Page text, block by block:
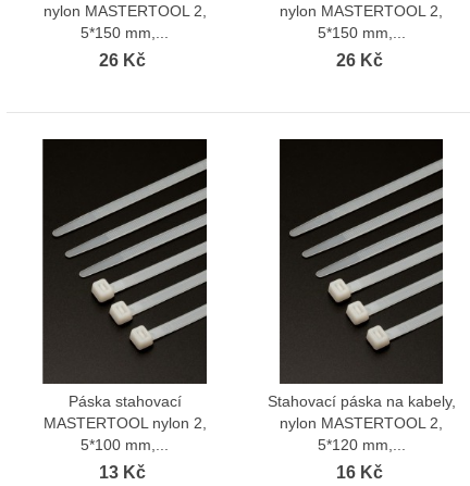
nylon MASTERTOOL 2,
5*150 mm,...
26 Kč
nylon MASTERTOOL 2,
5*150 mm,...
26 Kč
Zobrazit více
Páska stahovací
MASTERTOOL nylon 2,
5*100 mm,...
13 Kč
Zobrazit více
Stahovací páska na kabely,
nylon MASTERTOOL 2,
5*120 mm,...
16 Kč